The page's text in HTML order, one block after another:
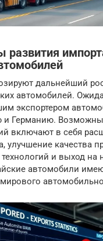
развития
дальнейший
автомобилей.
экспортером
и Германию.
включают в себя
улучшение качества
и выход
автомобили